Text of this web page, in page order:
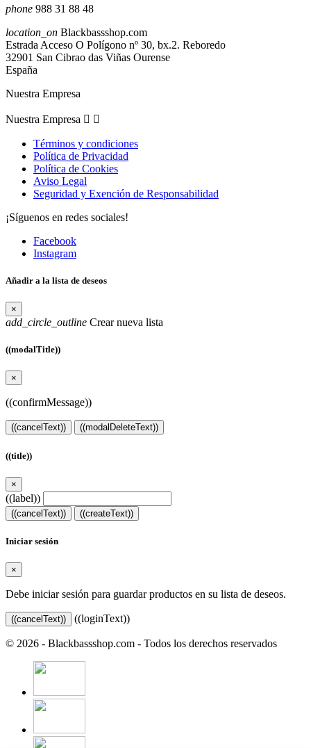
phone 988 31 88 48
location_on Blackbassshop.com
Estrada Acceso O Polígono nº 30, bx.2. Reboredo
32901 San Cibrao das Viñas Ourense
España
Nuestra Empresa
Nuestra Empresa  
Términos y condiciones
Política de Privacidad
Política de Cookies
Aviso Legal
Seguridad y Exención de Responsabilidad
¡Síguenos en redes sociales!
Facebook
Instagram
Añadir a la lista de deseos
×
add_circle_outline Crear nueva lista
((modalTitle))
×
((confirmMessage))
((cancelText)) ((modalDeleteText))
((title))
×
((label))
((cancelText)) ((createText))
Iniciar sesión
×
Debe iniciar sesión para guardar productos en su lista de deseos.
((cancelText)) ((loginText))
© 2026 - Blackbassshop.com - Todos los derechos reservados